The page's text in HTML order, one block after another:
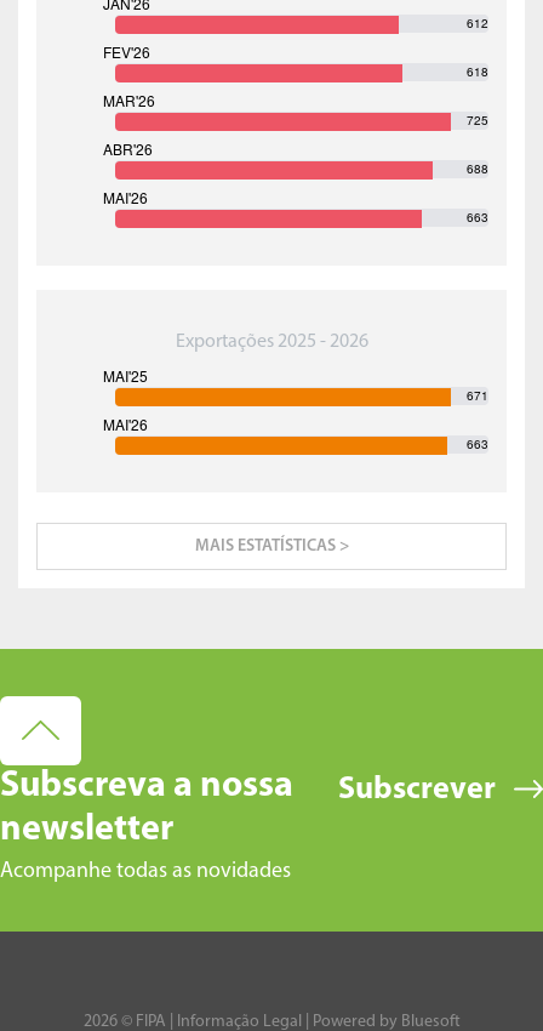
612
618
725
688
663
Exportações 2025 - 2026
671
663
MAIS ESTATÍSTICAS >
Subscreva a nossa
newsletter
Acompanhe todas as novidades
Subscrever
2026 © FIPA | Informação Legal | Powered by Bluesoft